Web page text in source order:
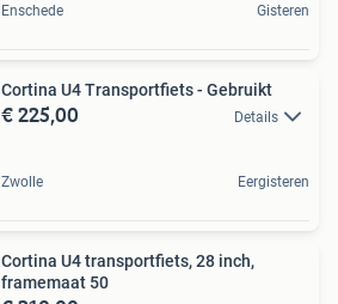
Enschede Gisteren
Cortina U4 Transportfiets - Gebruikt
€ 225,00 Details
Zwolle Eergisteren
Cortina U4 transportfiets, 28 inch,
framemaat 50